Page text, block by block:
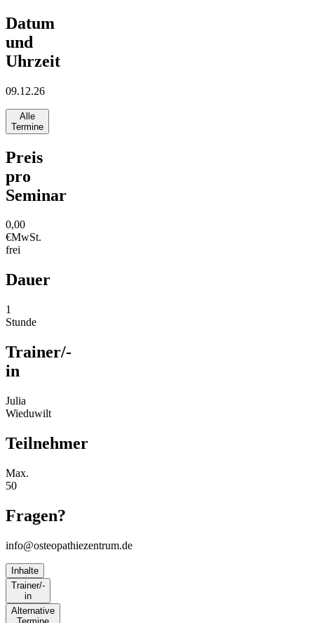
Datum
und
Uhrzeit
09.12.26
Alle
Termine
Preis
pro
Seminar
0,00
€MwSt.
frei
Dauer
1
Stunde
Trainer/-
in
Julia
Wieduwilt
Teilnehmer
Max.
50
Fragen?
info@osteopathiezentrum.de
Inhalte
Trainer/-
in
Alternative